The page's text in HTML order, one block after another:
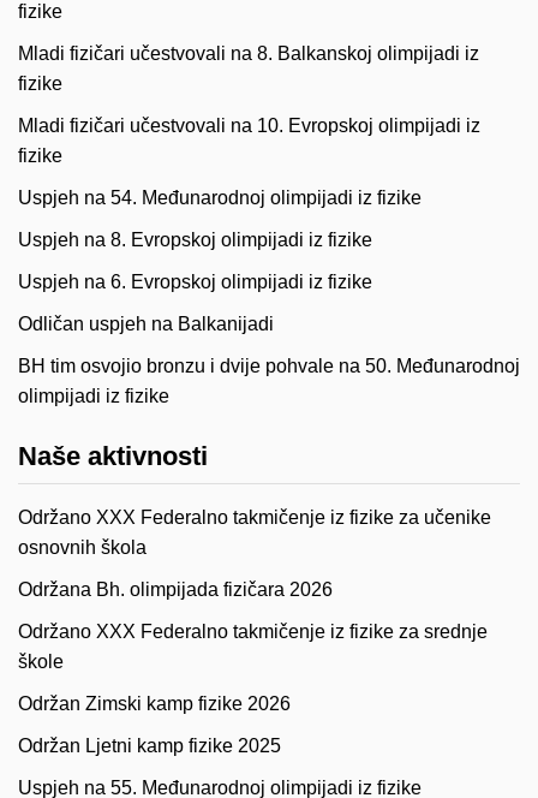
fizike
Mladi fizičari učestvovali na 8. Balkanskoj olimpijadi iz
fizike
Mladi fizičari učestvovali na 10. Evropskoj olimpijadi iz
fizike
Uspjeh na 54. Međunarodnoj olimpijadi iz fizike
Uspjeh na 8. Evropskoj olimpijadi iz fizike
Uspjeh na 6. Evropskoj olimpijadi iz fizike
Odličan uspjeh na Balkanijadi
BH tim osvojio bronzu i dvije pohvale na 50. Međunarodnoj
olimpijadi iz fizike
Naše aktivnosti
Održano XXX Federalno takmičenje iz fizike za učenike
osnovnih škola
Održana Bh. olimpijada fizičara 2026
Održano XXX Federalno takmičenje iz fizike za srednje
škole
Održan Zimski kamp fizike 2026
Održan Ljetni kamp fizike 2025
Uspjeh na 55. Međunarodnoj olimpijadi iz fizike